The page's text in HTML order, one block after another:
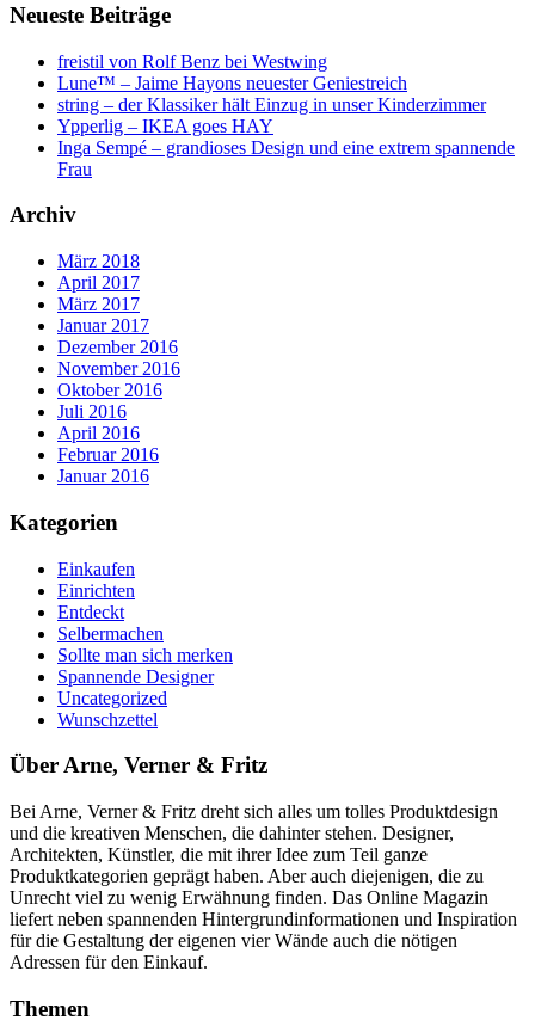
Neueste Beiträge
freistil von Rolf Benz bei Westwing
Lune™ – Jaime Hayons neuester Geniestreich
string – der Klassiker hält Einzug in unser Kinderzimmer
Ypperlig – IKEA goes HAY
Inga Sempé – grandioses Design und eine extrem spannende
Frau
Archiv
März 2018
April 2017
März 2017
Januar 2017
Dezember 2016
November 2016
Oktober 2016
Juli 2016
April 2016
Februar 2016
Januar 2016
Kategorien
Einkaufen
Einrichten
Entdeckt
Selbermachen
Sollte man sich merken
Spannende Designer
Uncategorized
Wunschzettel
Über Arne, Verner & Fritz
Bei Arne, Verner & Fritz dreht sich alles um tolles Produktdesign
und die kreativen Menschen, die dahinter stehen. Designer,
Architekten, Künstler, die mit ihrer Idee zum Teil ganze
Produktkategorien geprägt haben. Aber auch diejenigen, die zu
Unrecht viel zu wenig Erwähnung finden. Das Online Magazin
liefert neben spannenden Hintergrundinformationen und Inspiration
für die Gestaltung der eigenen vier Wände auch die nötigen
Adressen für den Einkauf.
Themen